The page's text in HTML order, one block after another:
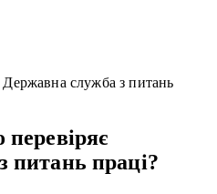
служба з питань
питань праці?